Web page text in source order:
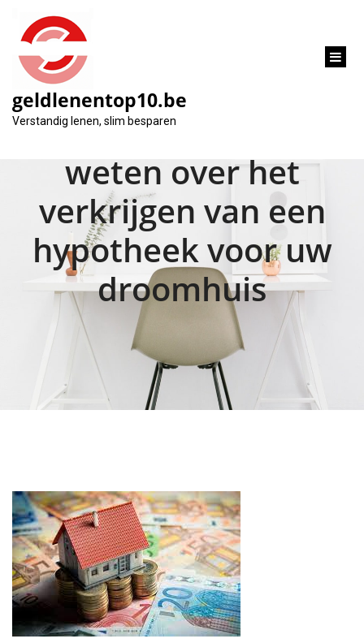
gaan
geldlenentop10.be
Verstandig lenen, slim besparen
Alles wat u moet
weten over het
verkrijgen van een
hypotheek voor uw
droomhuis